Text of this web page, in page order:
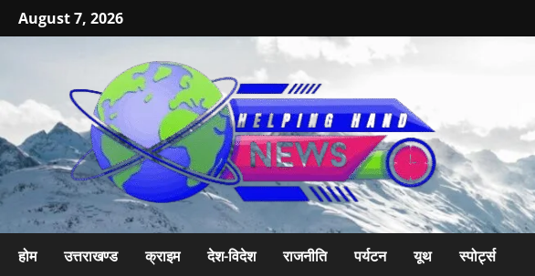
August 7, 2026
होम उत्तराखण्ड क्राइम देश-विदेश राजनीति पर्यटन यूथ स्पोर्ट्स